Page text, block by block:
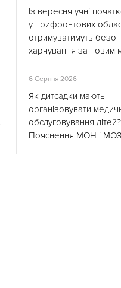
Із вересня учні
у прифронтових
отримуватимуть
харчування за новим
6 Серпня 2026
Як дитсадки мають
організовувати
обслуговування дітей?
Пояснення МОН і МОЗ